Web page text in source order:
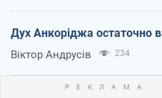
Дух Анкоріджа остаточно
Віктор Андрусів 234